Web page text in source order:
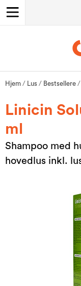
Hjem / Lus / Bestsellere /
Linicin
ml
Shampoo med
hovedlus inkl.